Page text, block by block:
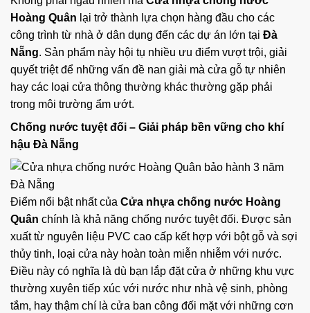
Hoàng Quân lại trở thành lựa chọn hàng đầu cho các
công trình từ nhà ở dân dụng đến các dự án lớn tại Đà
Nẵng. Sản phẩm này hội tụ nhiều ưu điểm vượt trội, giải
quyết triệt để những vấn đề nan giải mà cửa gỗ tự nhiên
hay các loại cửa thông thường khác thường gặp phải
trong môi trường ẩm ướt.
Chống nước tuyệt đối – Giải pháp bền vững cho khí
hậu Đà Nẵng
Điểm nổi bật nhất của Cửa nhựa chống nước Hoàng
Quân chính là khả năng chống nước tuyệt đối. Được sản
xuất từ nguyên liệu PVC cao cấp kết hợp với bột gỗ và sợi
thủy tinh, loại cửa này hoàn toàn miễn nhiễm với nước.
Điều này có nghĩa là dù bạn lắp đặt cửa ở những khu vực
thường xuyên tiếp xúc với nước như nhà vệ sinh, phòng
tắm, hay thậm chí là cửa ban công đối mặt với những cơn